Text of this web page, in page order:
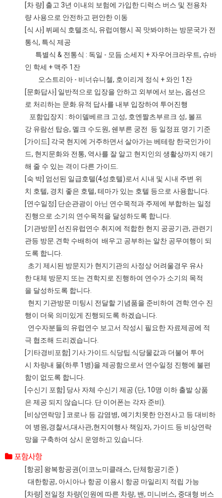
[차 량] 출고 3년 이내의 보험에 가입한 디럭스 버스 및 전용차
량 사용으로 안전하고 편안한 이동
[식 사] 뷔페식 호텔조식, 유럽여행시 꼭 맛봐야하는 방문국가 전
통식, 특식 제공
특별식 & 전통식 : 독일 - 모듬 소세지 + 자우어크라우트, 슈바
인 학세 + 맥주 1잔
오스트리아 - 비너슈니첼, 호이리게 정식 + 와인 1잔
[문화답사] 일반적으로 입장을 안하고 외부에서 보는, 옵션으
로 처리하는 문화.유적 답사를 내부 입장하여 투어진행
포함입장지 : 하이델베르크 고성, 호엔짤츠부르크 성, 볼프
강 유람선 탑승, 멜크 수도원, 쉔부른 궁전 등 일정표 명기 기준
[가이드] 각국 현지에 거주하면서 살아가는 베테랑 한국인가이
드, 현지문화와 전통, 역사를 잘 알고 현지인의 생활상까지 애기
해 줄 수 있는 격이 다른 가이드.
[숙 박] 엄선된 일급호텔(4성호텔)로서 시내 및 시내 주변 위
치 호텔, 경치 좋은 호텔, 테마가 있는 호텔 등으로 사용합니다.
[연수일정] 단순관광이 아닌 연수목적과 주제에 부합하는 일정
진행으로 소기의 연수목적을 달성하도록 합니다.
[기관방문] 선진유럽연수 취지에 적합한 현지 공공기관, 관련기
관등 방문.견학 수배하여 배우고 공부하는 알찬 공무여행이 되
도록 합니다.
초기 제시된 방문지가 현지기관의 사정상 어려울경우 유사
한 대체 방문지 또는 견학지로 진행하여 연수가 소기의 목적
을 달성하도록 합니다.
현지 기관방문 미팅시 전달할 기념품을 준비하여 견학.연수 진
행이 더욱 의미있게 진행되도록 하겠습니다.
연수자분들의 유럽연수 보고서 작성시 필요한 자료제공에 적
극 협조해 드리겠습니다.
[기타경비포함] 기사.가이드.식당팁.식당물값과 더불어 투어
시 차량내 물(하루 1병)을 제공함으로서 연수일정 진행에 불편
함이 없도록 합니다.
[수신기 포함] 당사 자체 수신기 제공 (단, 10명 이하 출발 상품
은 제공 되지 않습니다. 단 이어폰는 각자 준비).
[비상연락망 ] 코로나 등 감염병, 예기치못한 안전사고 등 대비하
여 병원,경찰서,대사관,현지여행사 책임자, 가이드 등 비상연락
망을 구축하여 상시 운영하고 있습니다.
포함사항
[항공] 왕복항공권(이코노미클래스, 단체항공기준 )
대한항공, 아시아나 항공 이용시 항공 마일리지 적립 가능
[차량] 전일정 차량(인원에 따른 차량, 밴, 미니버스, 중대형 버스